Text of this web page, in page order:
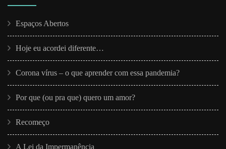
Espaços Abertos
Hoje eu acordei diferente…
Corona vírus – o que aprender com essa pandemia?
Por que (ou pra que) quero um amor?
Recomeço
A Lei da Impermanência